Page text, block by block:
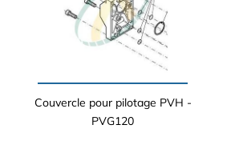
Couvercle pour pilotage PVH -
PVG120